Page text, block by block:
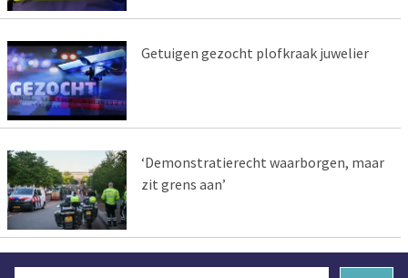
Getuigen gezocht plofkraak juwelier
‘Demonstratierecht waarborgen, maar
zit grens aan’